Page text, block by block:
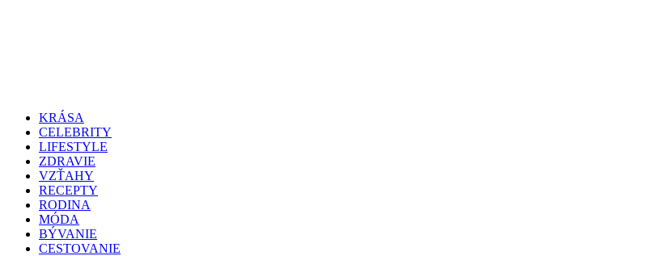
KRÁSA
CELEBRITY
LIFESTYLE
ZDRAVIE
VZŤAHY
RECEPTY
RODINA
MÓDA
BÝVANIE
CESTOVANIE